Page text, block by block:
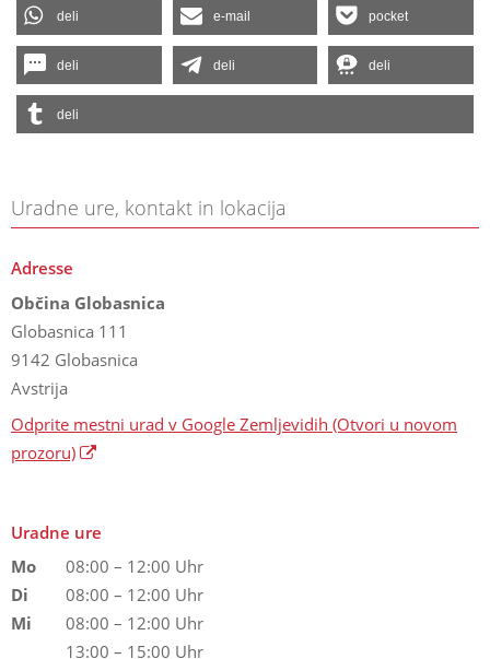
deli e-mail pocket
deli deli deli
deli
Uradne ure, kontakt in lokacija
Adresse
Občina Globasnica
Globasnica 111
9142 Globasnica
Avstrija
Odprite mestni urad v Google Zemljevidih (Otvori u novom
prozoru)
Uradne ure
Mo
08:00 – 12:00 Uhr
Di
08:00 – 12:00 Uhr
Mi
08:00 – 12:00 Uhr
13:00 – 15:00 Uhr